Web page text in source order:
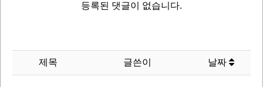
등록된 댓글이 없습니다.
제목 글쓴이 날짜